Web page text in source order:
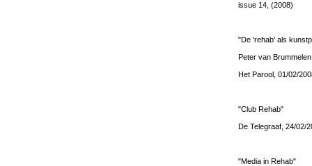
issue 14, (2008)
"De 'rehab' als
Peter van Brummelen
Het Parool, 01/02/
"Club Rehab"
De Telegraaf, 24/02/
"Media in Rehab"